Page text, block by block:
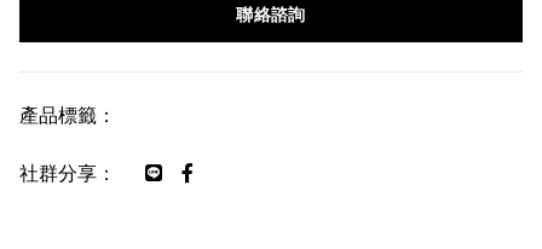
聯絡諮詢
產品標籤：
社群分享：